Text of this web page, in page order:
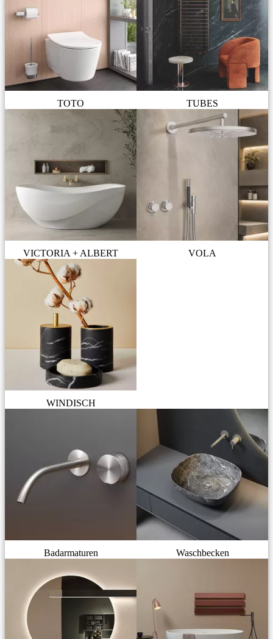
TOTO TUBES
VICTORIA + ALBERT VOLA
WINDISCH
Badarmaturen Waschbecken